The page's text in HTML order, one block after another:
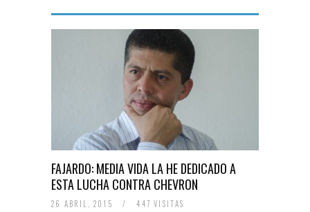
FAJARDO: MEDIA VIDA LA HE DEDICADO A
ESTA LUCHA CONTRA CHEVRON
26 ABRIL, 2015 / 447 VISITAS